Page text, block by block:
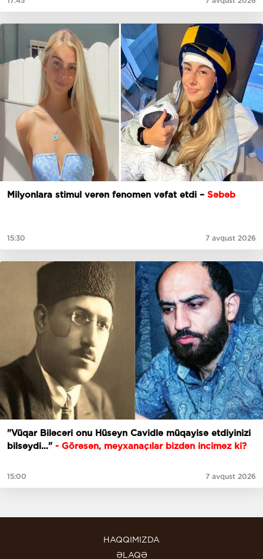
Milyonlara stimul verən fenomen vəfat etdi – Səbəb
15:30 7 avqust 2026
"Vüqar Biləcəri onu Hüseyn Cavidlə müqayisə etdiyinizi
bilsəydi..." - Görəsən, meyxanaçılar bizdən inciməz ki?
15:00 7 avqust 2026
HAQQIMIZDA
ƏLAQƏ